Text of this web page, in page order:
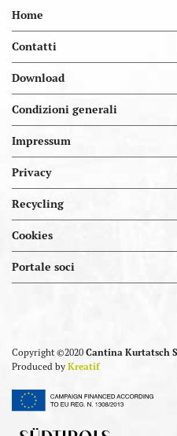
Home
Contatti
Download
Condizioni generali
Impressum
Privacy
Recycling
Cookies
Portale soci
Portal.kellereien
Copyright ©2020 Cantina Kurtatsch
Produced by Kreatif